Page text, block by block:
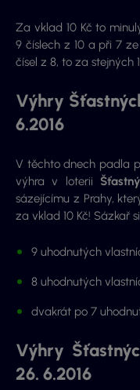
Za vklad 10 Kč to
9 číslech z 10 a při 7
čísel z 8, to za stejných
Výhry
6.2016
V těchto dnech padla
výhra v loterii
sázejícímu z Prahy,
za vklad 10 Kč! Sázkař
9 uhodnutých
8 uhodnutých
dvakrát po 7
Výhry
26. 6.2016